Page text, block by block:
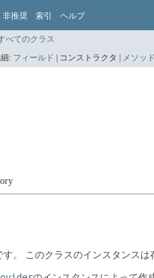
非推奨 索引 ヘルプ
べてのクラス
: フィールド | コンストラクタ | メソッド
。 このクラスのインスタンスは